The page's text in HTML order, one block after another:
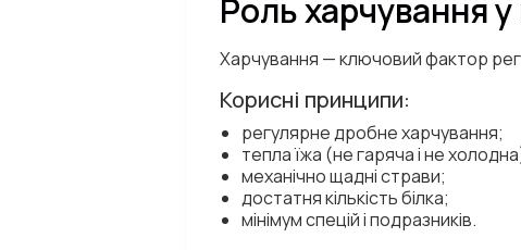
Роль харчування
Харчування — ключовий фактор
Корисні принципи:
регулярне дробне харчування;
тепла їжа (не гаряча і не
механічно щадні страви;
достатня кількість білка;
мінімум спецій і подразників.